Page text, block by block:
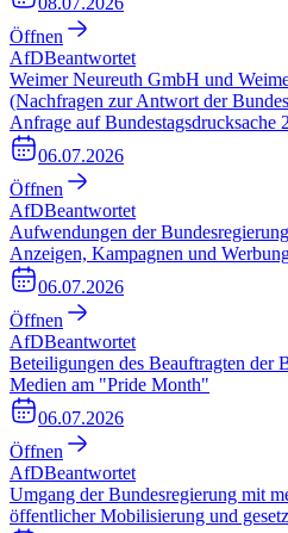
Öffnen
AfDBeantwortet
Weimer Neureuth GmbH und
(Nachfragen zur Antwort der
Anfrage auf Bundestagsdrucksache
06.07.2026
Öffnen
AfDBeantwortet
Aufwendungen der
Anzeigen, Kampagnen und
06.07.2026
Öffnen
AfDBeantwortet
Beteiligungen des Beauftragten der
Medien am "Pride Month"
06.07.2026
Öffnen
AfDBeantwortet
Umgang der Bundesregierung mit
öffentlicher Mobilisierung und